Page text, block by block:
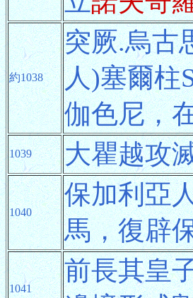
約1038
突厥.烏古
人)塞爾柱
伽色尼，
1039 大瞿越攻
1040
保加利亞
馬，復辟
1041
前長其皇